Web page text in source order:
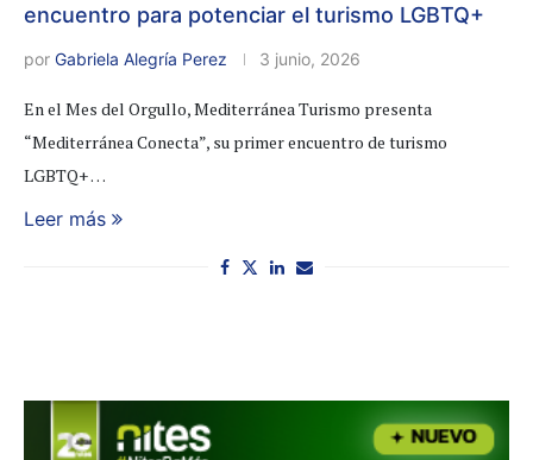
encuentro para potenciar el turismo LGBTQ+
por Gabriela Alegría Perez 3 junio, 2026
En el Mes del Orgullo, Mediterránea Turismo presenta
“Mediterránea Conecta”, su primer encuentro de turismo
LGBTQ+ …
Leer más